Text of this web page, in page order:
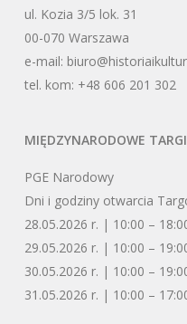
ul. Kozia 3/5 lok. 31
00-070 Warszawa
e-mail:
tel. kom: +48 606 201 302
MIĘDZYNARODOWE
PGE Narodowy
Dni i godziny otwarcia
28.05.2026 r. | 10:00 –
29.05.2026 r. | 10:00 –
30.05.2026 r. | 10:00 –
31.05.2026 r. | 10:00 –